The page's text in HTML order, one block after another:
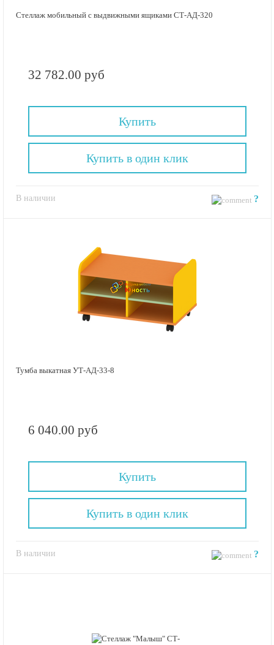
Стеллаж мобильный с выдвижными ящиками СТ-АД-320
32 782.00 руб
Купить
В наличии ?
Купить в один клик
Тумба выкатная УТ-АД-33-8
6 040.00 руб
Купить
В наличии ?
Купить в один клик